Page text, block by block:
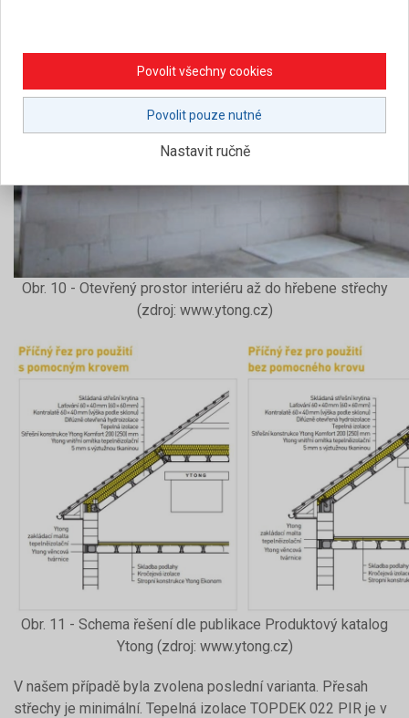
Obr. 10 - Otevřený prostor interiéru až do hřebene střechy
(zdroj: www.ytong.cz)
Obr. 11 - Schema řešení dle publikace Produktový katalog
Ytong (zdroj: www.ytong.cz)
V našem případě byla zvolena poslední varianta. Přesah
střechy je minimální. Tepelná izolace TOPDEK 022 PIR je v
Povolit všechny cookies
Povolit pouze nutné
Nastavit ručně